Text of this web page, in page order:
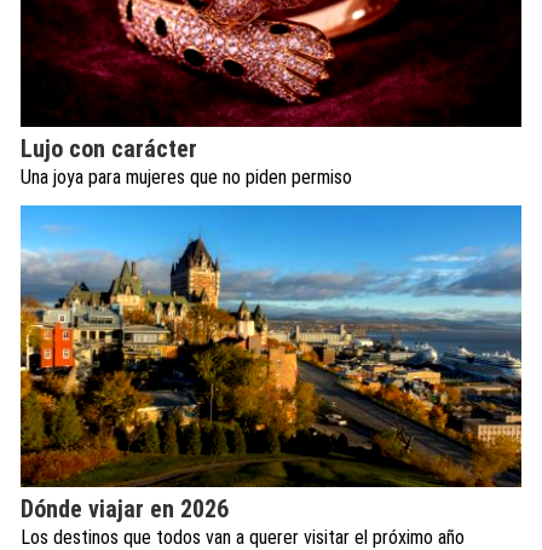
Lujo con carácter
Una joya para mujeres que no piden permiso
Dónde viajar en 2026
Los destinos que todos van a querer visitar el próximo año